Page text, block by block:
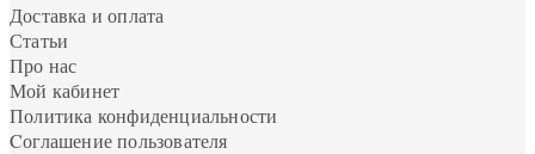
Доставка и оплата
Статьи
Про нас
Мой кабинет
Политика конфиденциальности
Cоглашение пользователя